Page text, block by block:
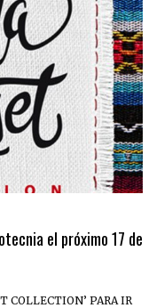
el próximo 17 de
COLLECTION’ PARA IR